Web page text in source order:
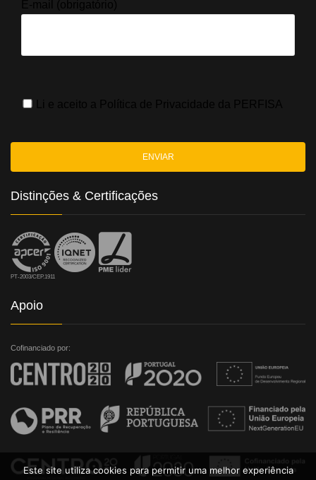
Distinções & Certificações
PT-2003/CEP.1911
Apoio
Cofinanciado por:
Este site utiliza cookies para permitir uma melhor experiência